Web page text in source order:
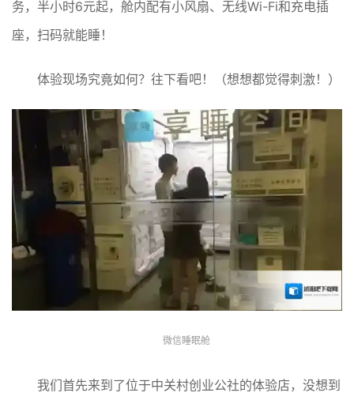
务，半小时6元起，舱内配有小风扇、无线Wi-Fi和充电插
座，扫码就能睡！
体验现场究竟如何？往下看吧！（想想都觉得刺激！）
微信睡眠舱
我们首先来到了位于中关村创业公社的体验店，没想到